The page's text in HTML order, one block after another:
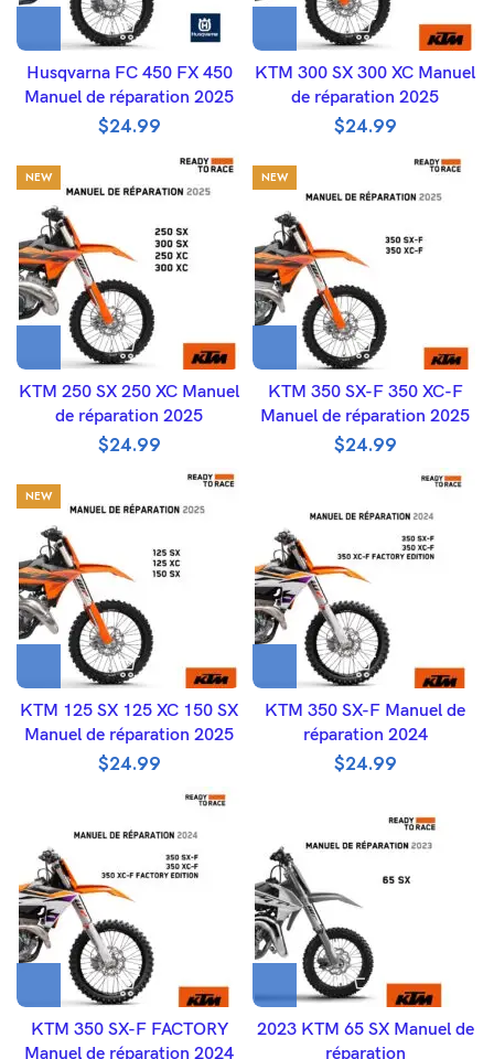
Husqvarna FC 450 FX 450
Manuel de réparation 2025
$24.99
KTM 300 SX 300 XC Manuel
de réparation 2025
$24.99
NEW
KTM 250 SX 250 XC Manuel
de réparation 2025
$24.99
NEW
KTM 350 SX-F 350 XC-F
Manuel de réparation 2025
$24.99
NEW
KTM 125 SX 125 XC 150 SX
Manuel de réparation 2025
$24.99
KTM 350 SX-F Manuel de
réparation 2024
$24.99
KTM 350 SX-F FACTORY
Manuel de réparation 2024
2023 KTM 65 SX Manuel de
réparation